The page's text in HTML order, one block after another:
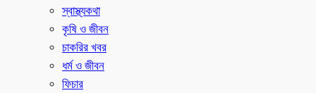
স্বাস্থ্যকথা
কৃষি ও জীবন
চাকরির খবর
ধর্ম ও জীবন
ফিচার